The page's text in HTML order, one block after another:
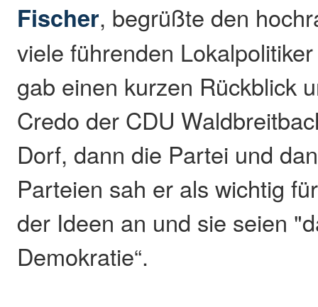
Fischer, begrüßte den
viele führenden
gab einen kurzen Rückblick
Credo der CDU
Dorf, dann die Partei und
Parteien sah er als wichtig
der Ideen an und sie seien
Demokratie“.